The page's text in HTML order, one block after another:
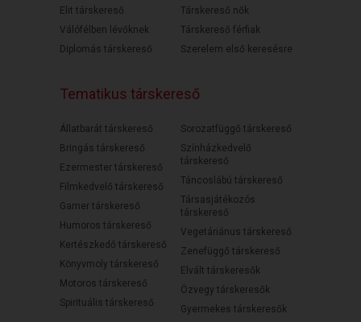
Elit társkereső
Válófélben lévőknek
Diplomás társkereső
Társkereső nők
Társkereső férfiak
Szerelem első keresésre
Tematikus társkereső
Állatbarát társkereső
Bringás társkereső
Ezermester társkereső
Filmkedvelő társkereső
Gamer társkereső
Humoros társkereső
Kertészkedő társkereső
Könyvmoly társkereső
Motoros társkereső
Spirituális társkereső
Sorozatfüggő társkereső
Színházkedvelő
társkereső
Táncoslábú társkereső
Társasjátékozós
társkereső
Vegetáriánus társkereső
Zenefüggő társkereső
Elvált társkeresők
Özvegy társkeresők
Gyermekes társkeresők